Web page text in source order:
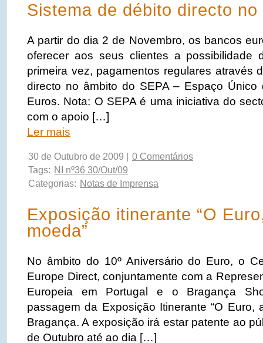
Sistema de débito directo no
A partir do dia 2 de Novembro, os bancos
oferecer aos seus clientes a possibilidade
primeira vez, pagamentos regulares através
directo no âmbito do SEPA – Espaço Único
Euros. Nota: O SEPA é uma iniciativa do
com o apoio […]
Ler mais
30 de Outubro de 2009 |
0 Comentários
Tags: NI nº36 30/Out/09
Categorias: Notas de Imprensa
Exposição itinerante “O
moeda”
No âmbito do 10º Aniversário do Euro, o
Europe Direct, conjuntamente com a
Europeia em Portugal e o Bragança
passagem da Exposição Itinerante “O Euro,
Bragança. A exposição irá estar patente ao
de Outubro até ao dia […]